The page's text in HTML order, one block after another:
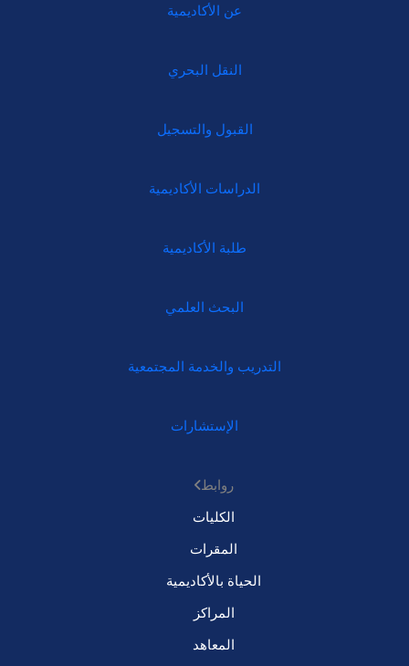
عن الأكاديمية
النقل البحري
القبول والتسجيل
الدراسات الأكاديمية
طلبة الأكاديمية
البحث العلمي
التدريب والخدمة المجتمعية
الإستشارات
روابط
الكليات
المقرات
الحياة بالأكاديمية
المراكز
المعاهد